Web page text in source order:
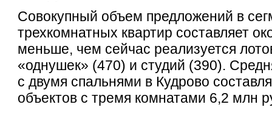
Совокупный объем предложений в
трехкомнатных квартир составляет
меньше, чем сейчас реализуется
«однушек» (470) и студий (390).
с двумя спальнями в Кудрово
объектов с тремя комнатами 6,2 млн